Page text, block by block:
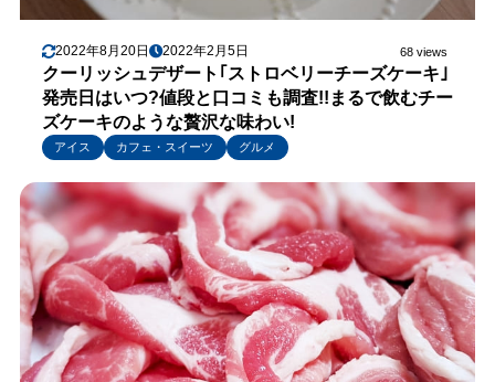
2022年8月20日 2022年2月5日 68 views
クーリッシュデザート｢ストロベリーチーズケーキ｣
発売日はいつ?値段と口コミも調査!!まるで飲むチー
ズケーキのような贅沢な味わい!
アイス カフェ・スイーツ グルメ